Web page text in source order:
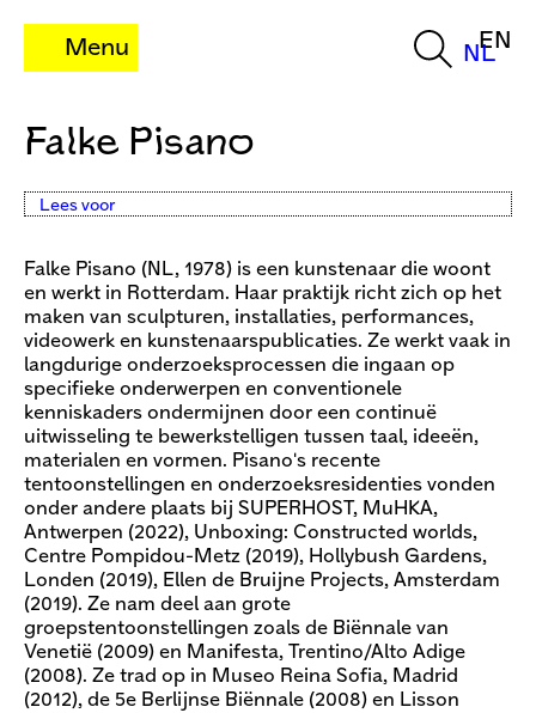
Menu NL
EN
Falke Pisano
Lees voor
Falke Pisano (NL, 1978) is een kunstenaar die woont
en werkt in Rotterdam. Haar praktijk richt zich op het
maken van sculpturen, installaties, performances,
videowerk en kunstenaarspublicaties. Ze werkt vaak in
langdurige onderzoeksprocessen die ingaan op
specifieke onderwerpen en conventionele
kenniskaders ondermijnen door een continuë
uitwisseling te bewerkstelligen tussen taal, ideeën,
materialen en vormen. Pisano's recente
tentoonstellingen en onderzoeksresidenties vonden
onder andere plaats bij SUPERHOST, MuHKA,
Antwerpen (2022), Unboxing: Constructed worlds,
Centre Pompidou-Metz (2019), Hollybush Gardens,
Londen (2019), Ellen de Bruijne Projects, Amsterdam
(2019). Ze nam deel aan grote
groepstentoonstellingen zoals de Biënnale van
Venetië (2009) en Manifesta, Trentino/Alto Adige
(2008). Ze trad op in Museo Reina Sofia, Madrid
(2012), de 5e Berlijnse Biënnale (2008) en Lisson